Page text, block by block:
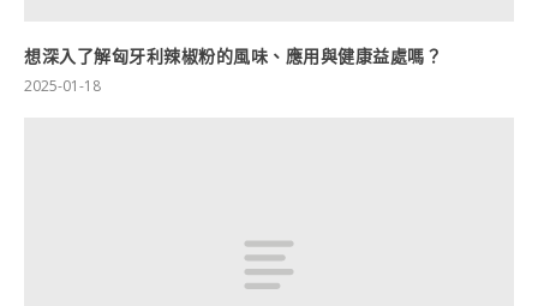
想深入了解匈牙利辣椒粉的風味、應用與健康益處嗎？
2025-01-18